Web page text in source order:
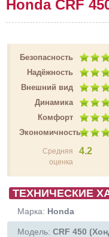
Honda CRF
Безопасность
Надёжность
Внешний вид
Динамика
Комфорт
Экономичность
Средняя
оценка
4.2
ТЕХНИЧЕСКИЕ
Марка: Honda
Модель: CRF 450